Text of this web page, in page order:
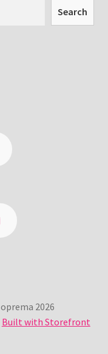
Search
2026
Built with Storefront